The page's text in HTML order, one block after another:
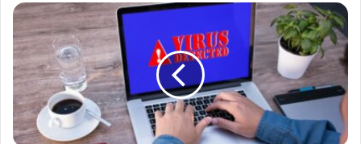
Shade
Sandbox,
para
proteger
el
ordenador